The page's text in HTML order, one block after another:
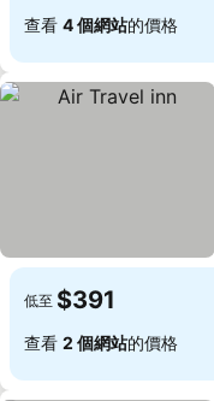
查看 4 個網站的價格
低至 $391
查看 2 個網站的價格